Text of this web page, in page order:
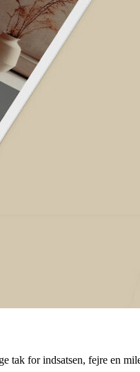
tak for indsatsen, fejre en